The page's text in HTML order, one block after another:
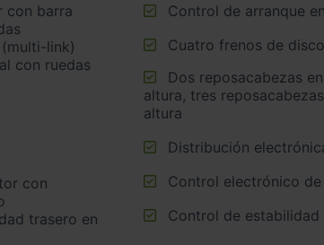
link)
con ruedas
trasero en
Control de arranque
Cuatro frenos de
altura, tres
altura
Distribución
Control electrónico
Control de estabilidad